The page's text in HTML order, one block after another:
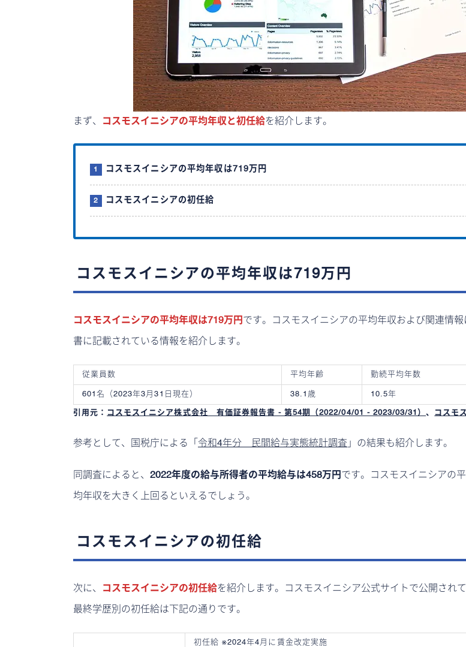
まず、 コスモスイニシアの平均年収と初任給を紹介します。
コスモスイニシアの平均年収は719万円
コスモスイニシアの初任給
コスモスイニシアの平均年収は719万円
コスモスイニシアの平均年収は719万円 です。コスモスイニシアの平均年収および関連情
書に記載されている情報を紹介します。
従業員数 平均年齢 勤続平均年数
601名（2023年3月31日現在） 38.1歳 10.5年
引用元： コスモスイニシア株式会社 有価証券報告書 ‐ 第54期（2022/04/01 ‐ 2023/03/31）、 コスモ
参考として、国税庁による「 令和4年分 民間給与実態統計調査 」の結果も紹介します。
同調査によると、 2022年度の給与所得者の平均給与は458万円 です。コスモスイニシアの
均年収を大きく上回るといえるでしょう。
コスモスイニシアの初任給
次に、 コスモスイニシアの初任給を紹介します。コスモスイニシア公式サイトで公開され
最終学歴別の初任給は下記の通りです。
初任給 ※2024年4月に賃金改定実施